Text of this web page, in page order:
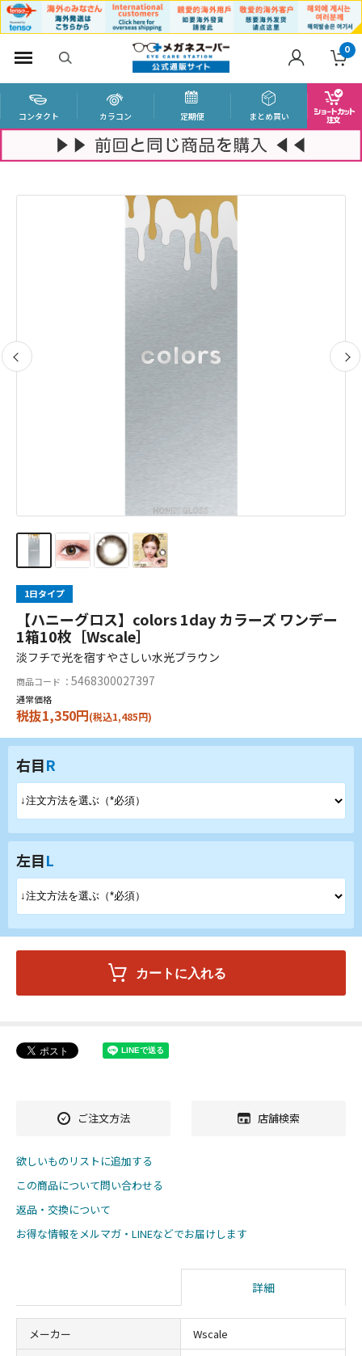
0
コンタクト カラコン 定期便 まとめ買い
1日タイプ
【ハニーグロス】colors 1day カラーズ ワンデー
1箱10枚［Wscale］
淡フチで光を宿すやさしい水光ブラウン
商品コード ： 5468300027397
通常価格
税抜1,350円(税込1,485円)
右目R
左目L
ご注文方法 店舗検索
欲しいものリストに追加する
この商品について問い合わせる
返品・交換について
お得な情報をメルマガ・LINEなどでお届けします
詳細
メーカー
Wscale